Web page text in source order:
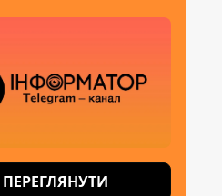
ПЕРЕГЛЯНУТИ